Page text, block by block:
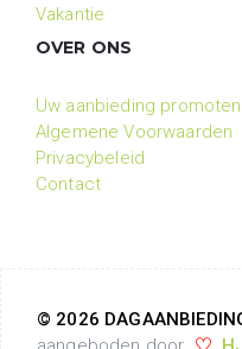
Vakantie
OVER ONS
Uw aanbieding
Algemene Voorwaarden
Privacybeleid
Contact
© 2026